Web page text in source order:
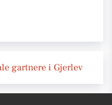
gartnere i Gjerlev